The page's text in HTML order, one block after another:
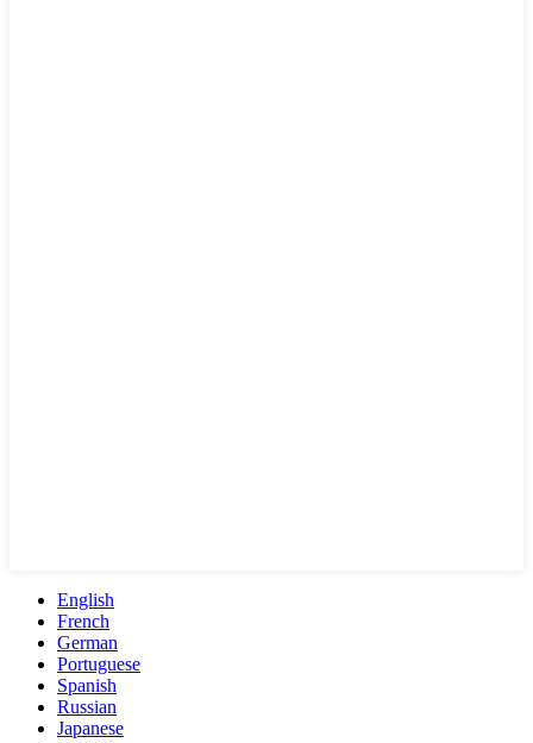
English
French
German
Portuguese
Spanish
Russian
Japanese